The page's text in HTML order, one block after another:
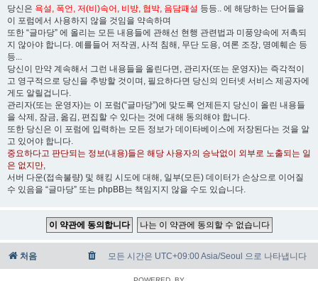
당신은 욕설, 폭언, 저(비)속어, 비방, 협박, 음담패설 등등.. 에 해당하는 단어들을
이 포럼에서 사용하지 않을 것임을 약속하며
또한 “글마당” 에 올리는 모든 내용들에 관해선 현행 관련법과 미풍양속에 저촉되
지 않아야 합니다. 예를들어 저작권, 사적 침해, 무단 도용, 여론 조장, 명예훼손 등
등...
당신이 만약 계속해서 그런 내용들을 올린다면, 관리자(또는 운영자)는 즉각적이
고 영구적으로 당신을 추방할 것이며, 필요하다면 당신의 인터넷 서비스 제공자에
게도 알릴겁니다.
관리자(또는 운영자)는 이 포럼(“글마당”)에 맞도록 언제든지 당신이 올린 내용들
을 삭제, 잠금, 옮김, 편집할 수 있다는 것에 대해 동의해야 합니다.
또한 당신은 이 포럼에 입력하는 모든 정보가 데이타베이스에 저장된다는 것을 알
고 있어야 합니다.
중요하다고 판단되는 정보(내용)들은 해당 사용자의 승낙없이 외부로 노출되는 일
은 없지만,
서버 다운(접속불량) 및 해킹 시도에 대해, 일부(모든) 데이터가 손상으로 이어질
수 있음을 “글마당” 또는 phpBB는 책임지지 않을 수도 있습니다.
처음 모든 시간은 UTC+09:00 Asia/Seoul 으로 나타냅니다